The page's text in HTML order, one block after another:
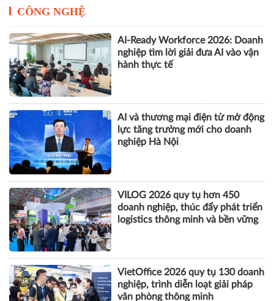
CÔNG NGHỆ
AI-Ready Workforce 2026: Doanh
nghiệp tìm lời giải đưa AI vào vận
hành thực tế
AI và thương mại điện tử mở động
lực tăng trưởng mới cho doanh
nghiệp Hà Nội
VILOG 2026 quy tụ hơn 450
doanh nghiệp, thúc đẩy phát triển
logistics thông minh và bền vững
VietOffice 2026 quy tụ 130 doanh
nghiệp, trình diễn loạt giải pháp
văn phòng thông minh